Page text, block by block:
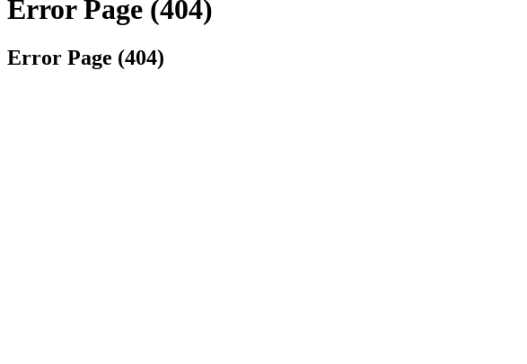
Error Page (404)
Error Page (404)